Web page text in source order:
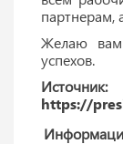
партнерам,
Желаю вам
успехов.
Источник:
https://